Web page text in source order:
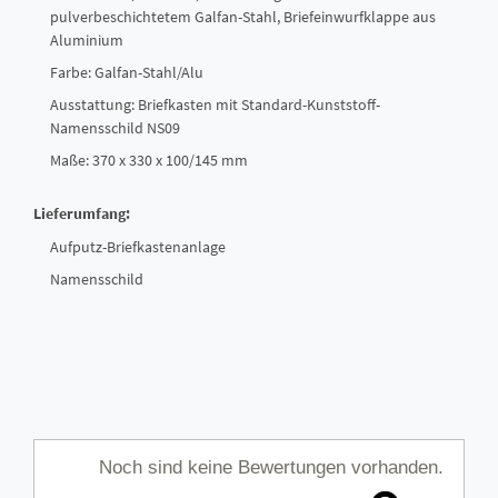
pulverbeschichtetem Galfan-Stahl, Briefeinwurfklappe aus
Aluminium
Farbe: Galfan-Stahl/Alu
Ausstattung: Briefkasten mit Standard-Kunststoff-
Namensschild NS09
Maße: 370 x 330 x 100/145 mm
Lieferumfang:
Aufputz-Briefkastenanlage
Namensschild
Noch sind keine Bewertungen vorhanden.